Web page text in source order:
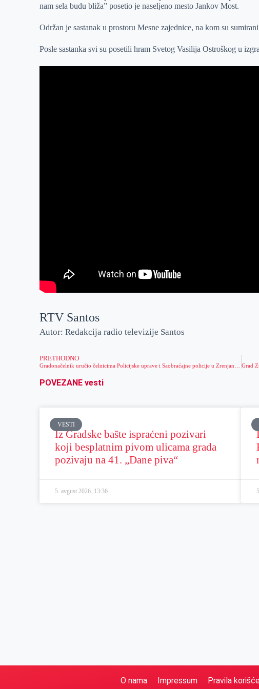
p
l
nam sela budu bliža” posetio je naseljeno mesto Jankov Most.
Održan je sastanak u prostoru Mesne zajednice, na kom su
Posle sastanka svi su posetili hram Svetog Vasilija Ostroškog u
RTV Santos
Autor: Redakcija radio televizije Santos
PRETHODNO
POVEZANE vesti
VESTI
Iz Gradske bašte ispraćeni pozivari
koji besplatnim pivom ulicama grada
pozivaju na 41. „Dane piva“
5. avgust 2026. 13:36
O nama Impressum Pravila